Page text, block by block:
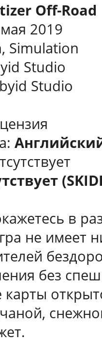
Off-Road
2019
Simulation
Studio
Studio
в
не имеет
без
карты